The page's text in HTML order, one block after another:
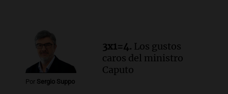
Una mañana para todos
Episodios
Audio.Una nutricionista derribó el mito
del desayuno ideal: qué alimentos
conviene priorizar
Por Sergio Suppo
3x1=4. Los gustos
caros del ministro
Caputo